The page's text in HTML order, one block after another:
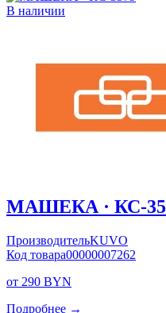
В наличии
МАШЕКА · КС-
ПроизводительKUVO
Код товара00000007262
от 290 BYN
Подробнее →